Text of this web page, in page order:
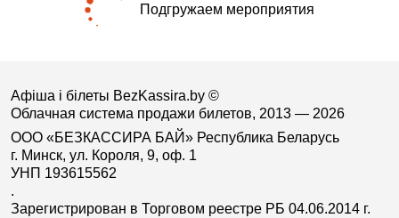
Подгружаем мероприятия
Афіша і білеты BezKassira.by ©
Облачная система продажи билетов, 2013 — 2026
ООО «БЕЗКАССИРА БАЙ» Республика Беларусь
г. Минск, ул. Короля, 9, оф. 1
УНП 193615562
.
Зарегистрирован в Торговом реестре РБ 04.06.2014 г.